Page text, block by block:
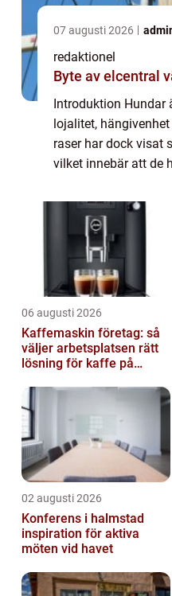
07 augusti 2026
redaktionel
Byte av elcentral
Introduktion Hundar
lojalitet,
raser har dock visat
vilket innebär att de
denna artikel
06 augusti 2026
Kaffemaskin företag: så
väljer arbetsplatsen rätt
lösning för kaffe på
02 augusti 2026
Konferens i halmstad
inspiration för aktiva
möten vid havet